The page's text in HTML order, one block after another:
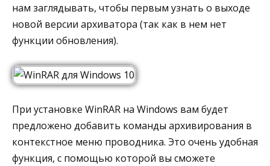
нам заглядывать, чтобы первым узнать о выходе
новой версии архиватора (так как в нем нет
функции обновления).
При установке WinRAR на Windows вам будет
предложено добавить команды архивирования в
контекстное меню проводника. Это очень удобная
функция, с помощью которой вы сможете